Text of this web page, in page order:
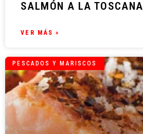
SALMÓN A LA TOSCANA
VER MÁS »
PESCADOS Y MARISCOS